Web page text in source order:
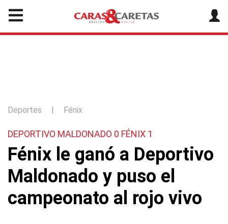
Deportes | Fénix
DEPORTIVO MALDONADO 0 FÉNIX 1
Fénix le ganó a Deportivo
Maldonado y puso el
campeonato al rojo vivo